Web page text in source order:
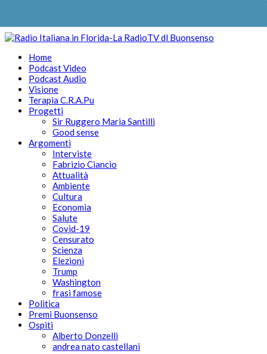
Home
Podcast Video
Podcast Audio
Visione
Terapia C.R.A.Pu
Progetti
Sir Ruggero Maria Santilli
Good sense
Argomenti
Interviste
Fabrizio Ciancio
Attualità
Ambiente
Cultura
Economia
Salute
Covid-19
Censurato
Scienza
Elezioni
Trump
Washington
frasi famose
Politica
Premi Buonsenso
Ospiti
Alberto Donzelli
andrea nato castellani